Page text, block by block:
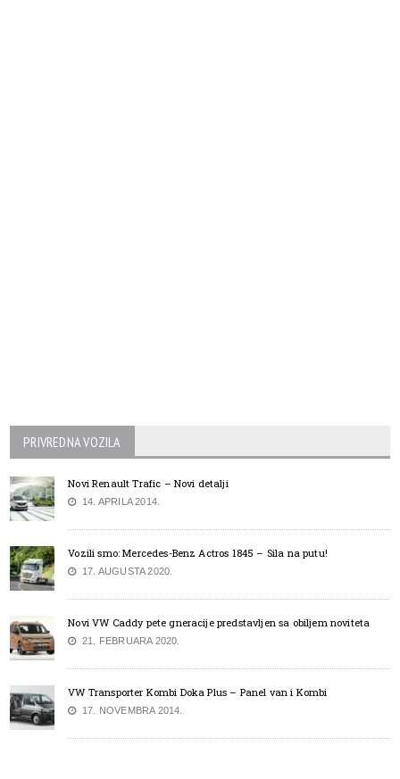
PRIVREDNA VOZILA
Novi Renault Trafic – Novi detalji
14. APRILA 2014.
Vozili smo: Mercedes-Benz Actros 1845 – Sila na putu!
17. AUGUSTA 2020.
Novi VW Caddy pete gneracije predstavljen sa obiljem noviteta
21. FEBRUARA 2020.
VW Transporter Kombi Doka Plus – Panel van i Kombi
17. NOVEMBRA 2014.